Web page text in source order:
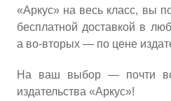
«Аркус» на весь класс, вы
бесплатной доставкой в
а во-вторых — по цене
На ваш выбор — почти
издательства «Аркус»!